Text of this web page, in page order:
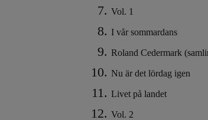
Vol. 1
I vår sommardans
Roland Cedermark
Nu är det lördag igen
Livet på landet
Vol. 2